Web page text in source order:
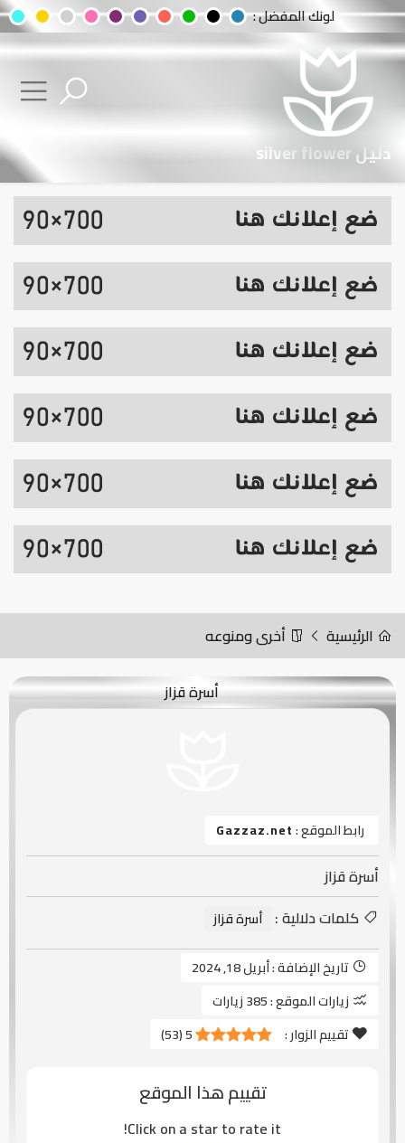
لونك المفضل :
دليل silver flower
الرئيسية أخرى ومنوعه
أسرة قزاز
رابط الموقع :Gazzaz.net
أسرة قزاز
كلمات دلالية : أسرة قزاز
تاريخ الإضافة :أبريل 18, 2024
زيارات الموقع :385 زيارات
تقييم الزوار :
5
(
53
)
تقييم هذا الموقع
Click on a star to rate it!